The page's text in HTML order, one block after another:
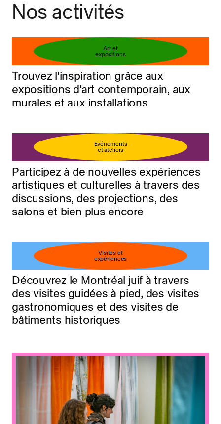
Réservez votre billet
En savoir plus
Nos activités
Art et
expositions
Trouvez l'inspiration grâce aux
expositions d'art contemporain, aux
murales et aux installations
Événements
et ateliers
Participez à de nouvelles expériences
artistiques et culturelles à travers des
discussions, des projections, des
salons et bien plus encore
Visites et
expériences
Découvrez le Montréal juif à travers
des visites guidées à pied, des visites
gastronomiques et des visites de
bâtiments historiques